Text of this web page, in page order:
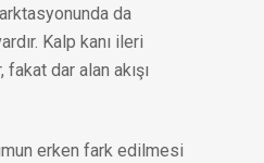
da
Kalp kanı ileri
fakat dar alan akışı
erken fark edilmesi